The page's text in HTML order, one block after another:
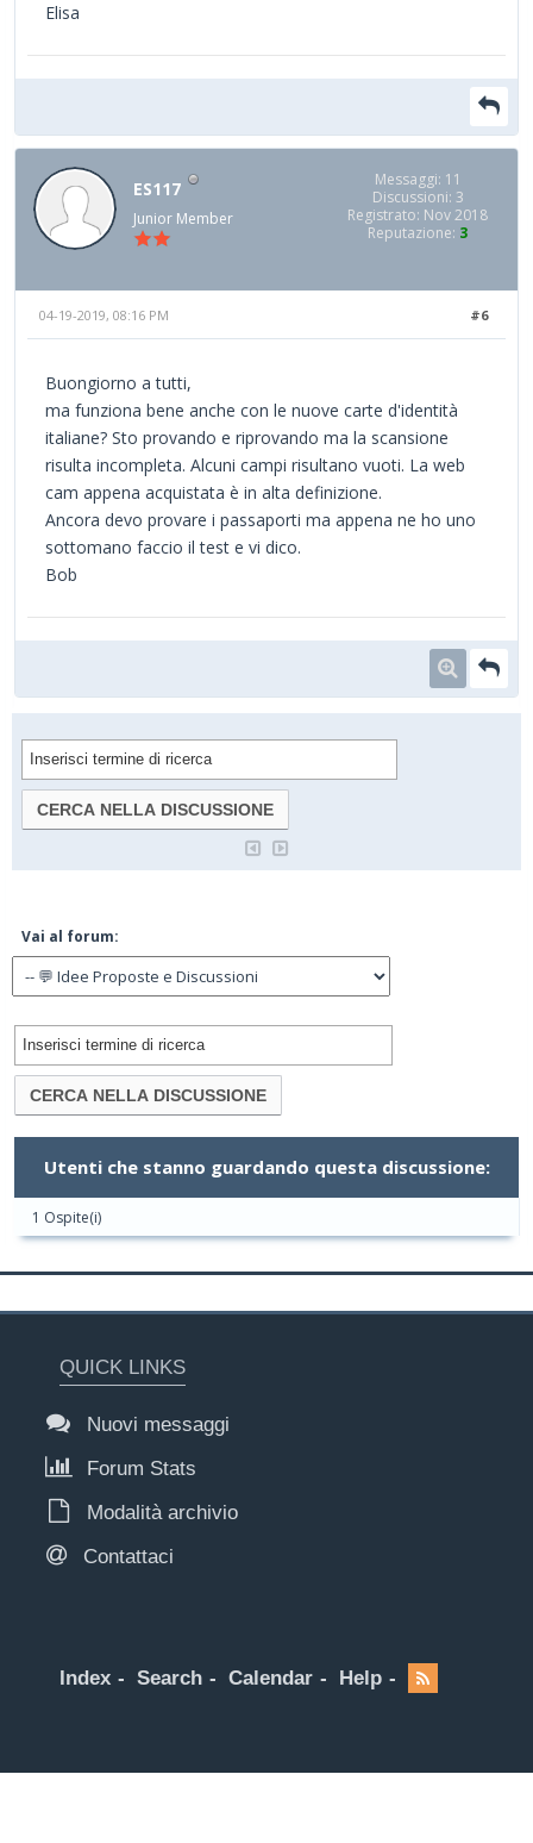
Elisa
ES117
Junior Member
Messaggi: 11
Discussioni: 3
Registrato: Nov 2018
Reputazione: 3
#6
04-19-2019, 08:16 PM
Buongiorno a tutti,
ma funziona bene anche con le nuove carte d'identità
italiane? Sto provando e riprovando ma la scansione
risulta incompleta. Alcuni campi risultano vuoti. La web
cam appena acquistata è in alta definizione.
Ancora devo provare i passaporti ma appena ne ho uno
sottomano faccio il test e vi dico.
Bob
Vai al forum:
Utenti che stanno guardando questa discussione:
1 Ospite(i)
QUICK LINKS
Nuovi messaggi
Forum Stats
Modalità archivio
Contattaci
Index Search Calendar Help